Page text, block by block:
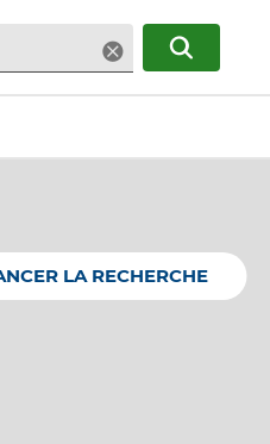
Supprimer
LA RECHERCHE